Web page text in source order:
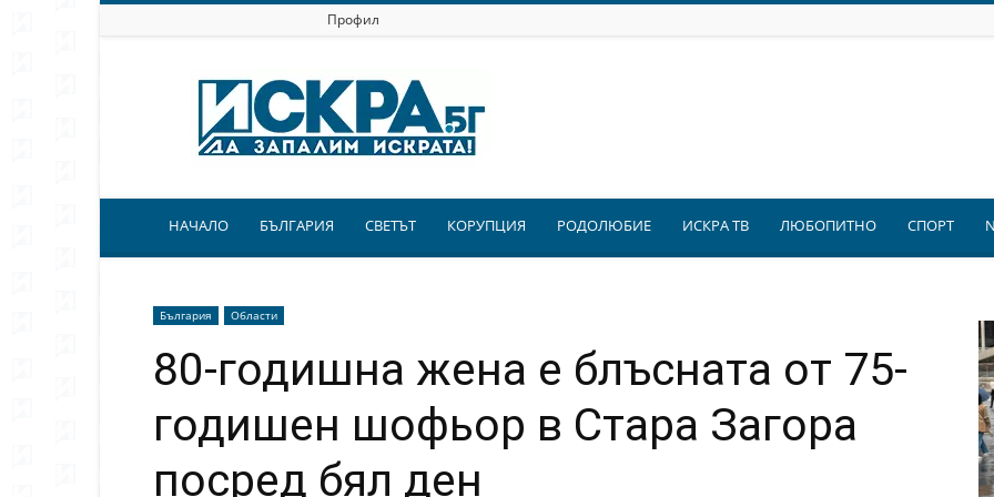
Профил
Искра.бг
НАЧАЛО БЪЛГАРИЯ СВЕТЪТ КОРУПЦИЯ РОДОЛЮБИЕ ИСКРА ТВ ЛЮБОПИТНО СПОРТ
България Области
80-годишна жена е блъсната от 75-
годишен шофьор в Стара Загора
посред бял ден